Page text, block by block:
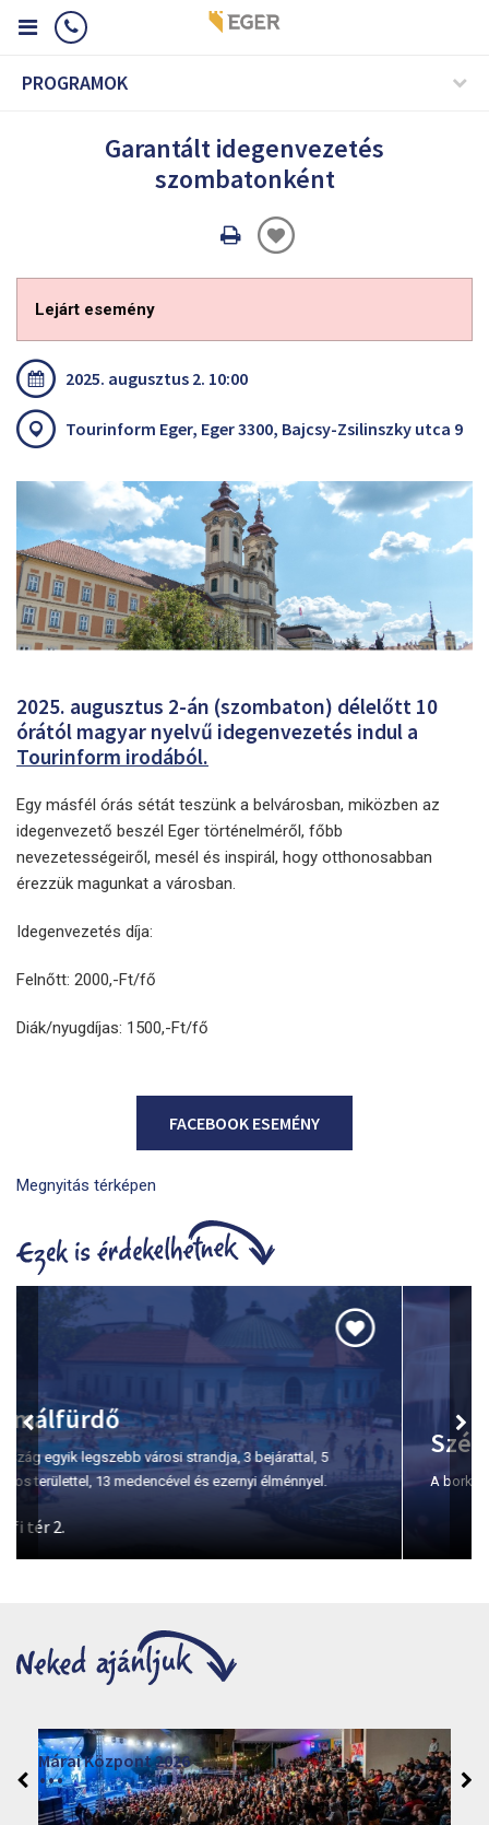
PROGRAMOK
Garantált idegenvezetés
szombatonként
Oldal
Lejárt esemény
2025. augusztus 2. 10:00
Tourinform Eger, Eger 3300, Bajcsy-Zsilinszky utca 9
2025. augusztus 2-án (szombaton) délelőtt 10
órától magyar nyelvű idegenvezetés indul a
Tourinform irodából.
Egy másfél órás sétát teszünk a belvárosban, miközben az
idegenvezető beszél Eger történelméről, főbb
nevezetességeiről, mesél és inspirál, hogy otthonosabban
érezzük magunkat a városban.
Idegenvezetés díja:
Felnőtt: 2000,-Ft/fő
Diák/nyugdíjas: 1500,-Ft/fő
FACEBOOK ESEMÉNY
Megnyitás térképen
Szépasszony-völgy
A borkóstolás első számú helyszíne Egerben.
Moziműsor
2026